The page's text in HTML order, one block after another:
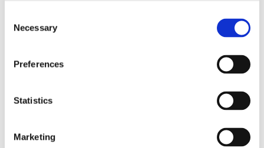
Selection
Necessary
Preferences
Statistics
Marketing